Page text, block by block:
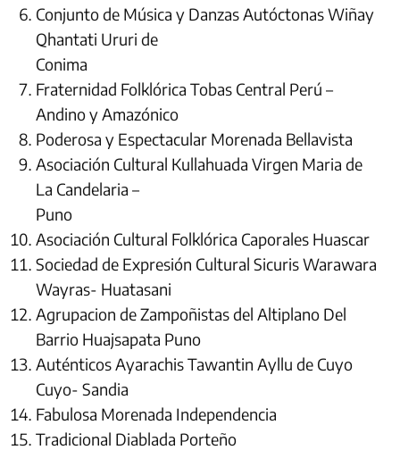
Conjunto de Música y Danzas Autóctonas Wiñay
Qhantati Ururi de
Conima
Fraternidad Folklórica Tobas Central Perú –
Andino y Amazónico
Poderosa y Espectacular Morenada Bellavista
Asociación Cultural Kullahuada Virgen Maria de
La Candelaria –
Puno
Asociación Cultural Folklórica Caporales Huascar
Sociedad de Expresión Cultural Sicuris Warawara
Wayras- Huatasani
Agrupacion de Zampoñistas del Altiplano Del
Barrio Huajsapata Puno
Auténticos Ayarachis Tawantin Ayllu de Cuyo
Cuyo- Sandia
Fabulosa Morenada Independencia
Tradicional Diablada Porteño